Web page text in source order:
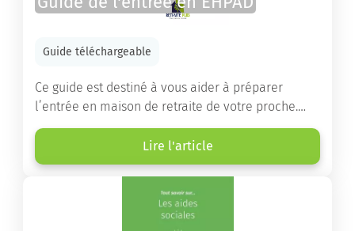
Guide téléchargeable
Ce guide est destiné à vous aider à préparer
l’entrée en maison de retraite de votre proche.
Vous y trouverez un panorama des différents types
d’établissements ainsi que des conseils pratiques
destinés à orienter les familles et à leur faciliter
Lire l'article